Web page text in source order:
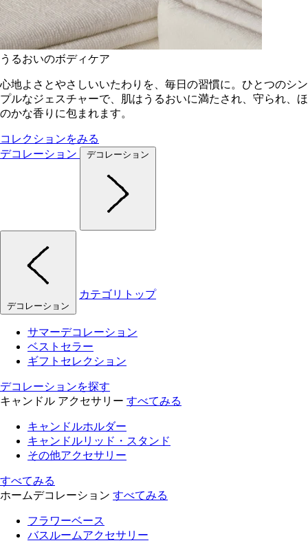
うるおいのボディケア
心地よさとやさしいいたわりを、毎日の習慣に。ひとつのシン
プルなジェスチャーで、肌はうるおいに満たされ、守られ、ほ
のかな香りに包まれます。
コレクションをみる
デコレーション
デコレーション
デコレーション
カテゴリトップ
サマーデコレーション
ベストセラー
ギフトセレクション
デコレーションを探す
キャンドル アクセサリー すべてみる
キャンドルホルダー
キャンドルリッド・スタンド
その他アクセサリー
すべてみる
ホームデコレーション すべてみる
フラワーベース
バスルームアクセサリー